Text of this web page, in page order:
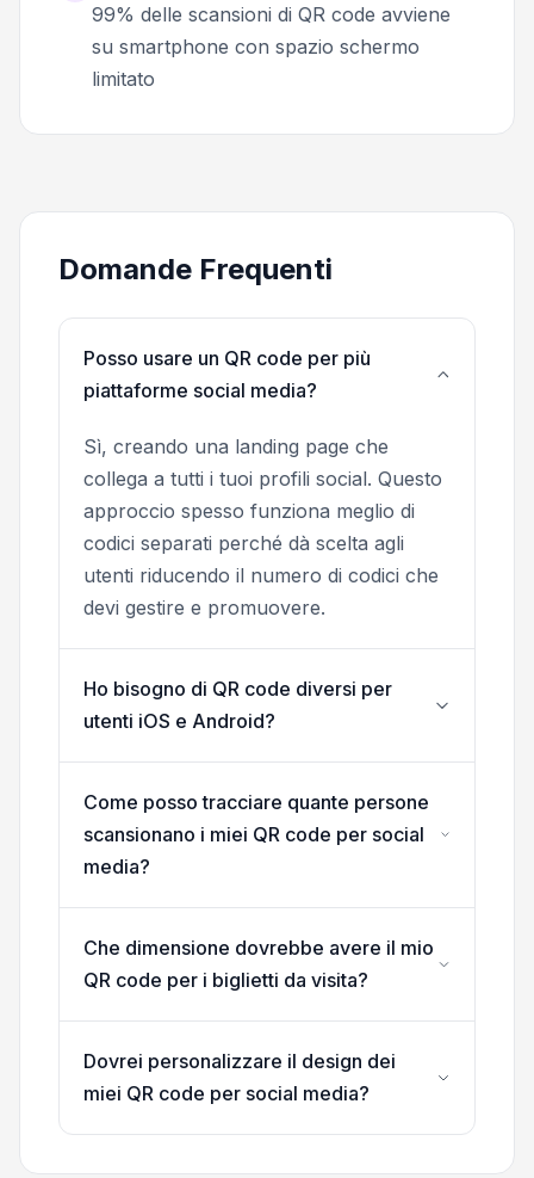
99% delle scansioni di QR code avviene
su smartphone con spazio schermo
limitato
Domande Frequenti
Posso usare un QR code per più
piattaforme social media?
Sì, creando una landing page che
collega a tutti i tuoi profili social. Questo
approccio spesso funziona meglio di
codici separati perché dà scelta agli
utenti riducendo il numero di codici che
devi gestire e promuovere.
Ho bisogno di QR code diversi per
utenti iOS e Android?
Come posso tracciare quante persone
scansionano i miei QR code per social
media?
Che dimensione dovrebbe avere il mio
QR code per i biglietti da visita?
Dovrei personalizzare il design dei
miei QR code per social media?